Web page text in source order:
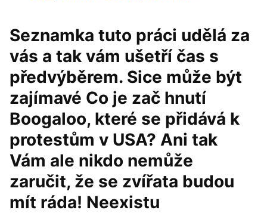
Seznamka tuto práci udělá za
vás a tak vám ušetří čas s
předvýběrem. Sice může být
zajímavé Co je zač hnutí
Boogaloo, které se přidává k
protestům v USA? Ani tak
Vám ale nikdo nemůže
zaručit, že se zvířata budou
mít ráda! Neexistu